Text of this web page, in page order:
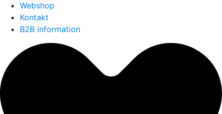
Webshop
Kontakt
B2B information